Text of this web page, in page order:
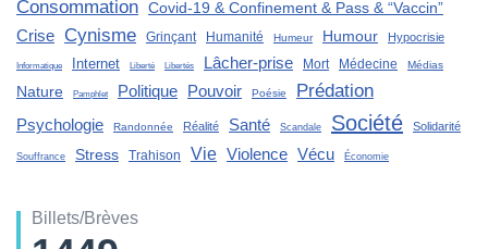
Consommation Covid-19 & Confinement & Pass & “Vaccin”
Crise Cynisme Grinçant Humanité Humeur Humour Hypocrisie
Informatique Internet Liberté Libertés Lâcher-prise Mort Médecine Médias
Nature Pamphlet Politique Pouvoir Poésie Prédation
Psychologie Randonnée Réalité Santé Scandale Société Solidarité
Souffrance Stress Trahison Vie Violence Vécu Économie
Billets/Brèves